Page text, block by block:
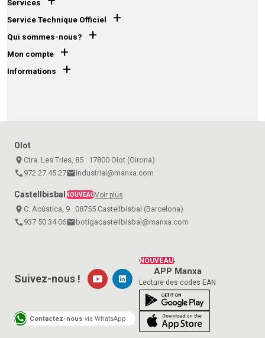
Services
Service Technique Officiel +
Qui sommes-nous? +
Mon compte +
Informations +
Olot
place Ctra. Les Tries, 85 · 17800 Olot (Girona)
call 972 27 45 27emailindustrial@manxa.com
Castellbisbal NOUVEAUVoir plus
place C. Acústica, 9 · 08755 Castellbisbal (Barcelona)
call 937 50 34 06email botigacastellbisbal@manxa.com
NOUVEAU!
APP Manxa
Lecture des codes EAN
Suivez-nous !
Contactez-nous via WhatsApp